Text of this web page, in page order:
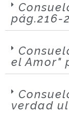
pág.216-
el Amor"
verdad